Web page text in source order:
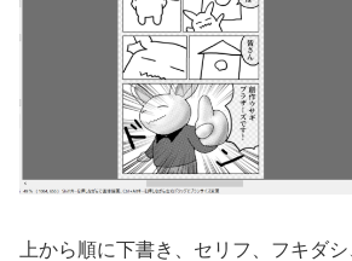
上から順に下書き、セリフ、フキダ